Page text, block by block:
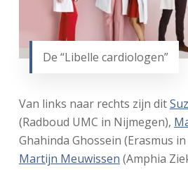
De “Libelle cardiologen”
Van links naar rechts zijn dit
(Radboud UMC in Nijmegen),
Ghahinda Ghossein (Erasmus
Martijn Meuwissen (Amphia